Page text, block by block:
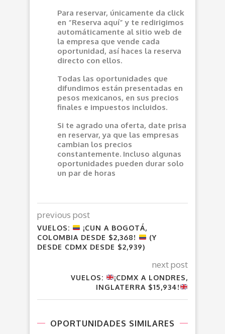
Para reservar, únicamente da click
en “Reserva aquí” y te redirigimos
automáticamente al sitio web de
la empresa que vende cada
oportunidad, así haces la reserva
directo con ellos.
Todas las oportunidades que
difundimos están presentadas en
pesos mexicanos, en sus precios
finales e impuestos incluidos.
Si te agrado una oferta, date prisa
en reservar, ya que las empresas
cambian los precios
constantemente. Incluso algunas
oportunidades pueden durar solo
un par de horas
previous post
VUELOS:
¡CUN A BOGOTÁ,
COLOMBIA DESDE $2,368!
(Y
DESDE CDMX DESDE $2,939)
next post
VUELOS:
¡CDMX A LONDRES,
INGLATERRA $15,934!
OPORTUNIDADES SIMILARES